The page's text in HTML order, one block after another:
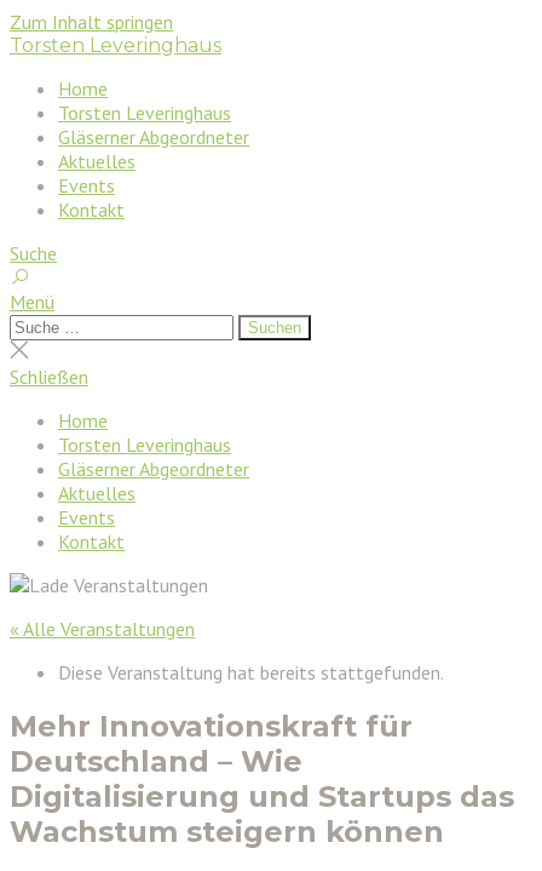
Zum Inhalt springen
Torsten Leveringhaus
Home
Torsten Leveringhaus
Gläserner Abgeordneter
Aktuelles
Events
Kontakt
Suche
Menü
Suchen
nach:
Suchen
Suche
schließen
Schließen
Home
Torsten Leveringhaus
Gläserner Abgeordneter
Aktuelles
Events
Kontakt
« Alle Veranstaltungen
Diese Veranstaltung hat bereits stattgefunden.
Mehr Innovationskraft für
Deutschland – Wie
Digitalisierung und Startups das
Wachstum steigern können